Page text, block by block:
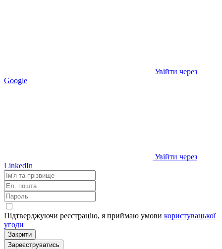
Увійти через
Google
Увійти через
LinkedIn
Підтверджуючи реєстрацію, я приймаю умови користувацької
угоди
Закрити
Зареєструватись